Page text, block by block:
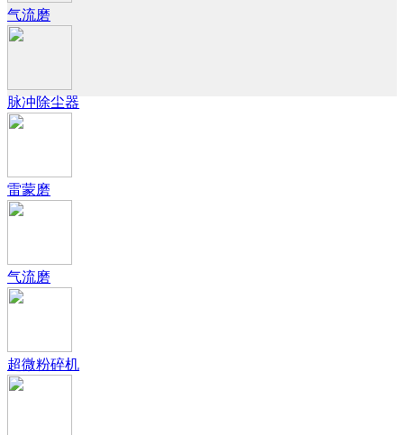
气流磨
脉冲除尘器
雷蒙磨
气流磨
超微粉碎机